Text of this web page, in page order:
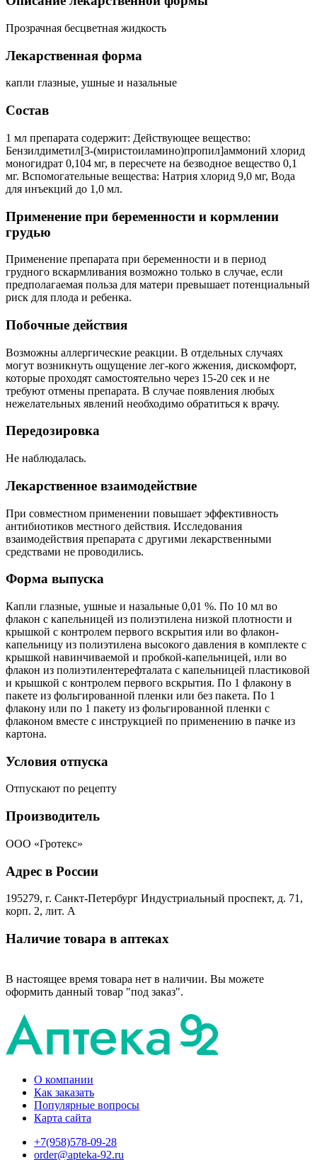
Прозрачная бесцветная жидкость
Лекарственная форма
капли глазные, ушные и назальные
Состав
1 мл препарата содержит: Действующее вещество:
Бензилдиметил[3-(миристоиламино)пропил]аммоний хлорид
моногидрат 0,104 мг, в пересчете на безводное вещество 0,1
мг. Вспомогательные вещества: Натрия хлорид 9,0 мг, Вода
для инъекций до 1,0 мл.
Применение при беременности и кормлении
грудью
Применение препарата при беременности и в период
грудного вскармливания возможно только в случае, если
предполагаемая польза для матери превышает потенциальный
риск для плода и ребенка.
Побочные действия
Возможны аллергические реакции. В отдельных случаях
могут возникнуть ощущение лег-кого жжения, дискомфорт,
которые проходят самостоятельно через 15-20 сек и не
требуют отмены препарата. В случае появления любых
нежелательных явлений необходимо обратиться к врачу.
Передозировка
Не наблюдалась.
Лекарственное взаимодействие
При совместном применении повышает эффективность
антибиотиков местного действия. Исследования
взаимодействия препарата с другими лекарственными
средствами не проводились.
Форма выпуска
Капли глазные, ушные и назальные 0,01 %. По 10 мл во
флакон с капельницей из полиэтилена низкой плотности и
крышкой с контролем первого вскрытия или во флакон-
капельницу из полиэтилена высокого давления в комплекте с
крышкой навинчиваемой и пробкой-капельницей, или во
флакон из полиэтилентерефталата с капельницей пластиковой
и крышкой с контролем первого вскрытия. По 1 флакону в
пакете из фольгированной пленки или без пакета. По 1
флакону или по 1 пакету из фольгированной пленки с
флаконом вместе с инструкцией по применению в пачке из
картона.
Условия отпуска
Отпускают по рецепту
Производитель
ООО «Гротекс»
Адрес в России
195279, г. Санкт-Петербург Индустриальный проспект, д. 71,
корп. 2, лит. А
Наличие товара в аптеках
В настоящее время товара нет в наличии. Вы можете
оформить данный товар "под заказ".
О компании
Как заказать
Популярные вопросы
Карта сайта
+7(958)578-09-28
order@apteka-92.ru